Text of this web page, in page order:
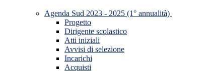
Agenda Sud 2023 - 2025 (1° annualità)
Progetto
Dirigente scolastico
Atti iniziali
Avvisi di selezione
Incarichi
Acquisti